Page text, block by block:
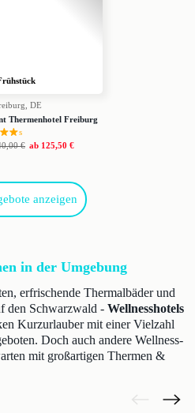
DE
Thermenhotel Freiburg
s
€ ab 125,50 €
anzeigen
in der Umgebung
erfrischende Thermalbäder und
den Schwarzwald - Wellnesshotels
Kurzurlauber mit einer Vielzahl
Doch auch andere Wellness-
mit großartigen Thermen &